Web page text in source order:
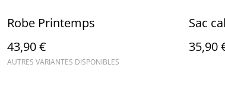
Robe Printemps
43,90 €
AUTRES VARIANTES DISPONIBLES
Sac
35,90